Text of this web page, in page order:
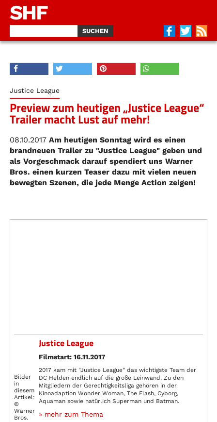
SHF
Justice League
Preview zum heutigen „Justice League“
Trailer macht Lust auf mehr!
08.10.2017 Am heutigen Sonntag wird es einen
brandneuen Trailer zu "Justice League" geben und
als Vorgeschmack darauf spendiert uns Warner
Bros. einen kurzen Teaser dazu mit vielen neuen
bewegten Szenen, die jede Menge Action zeigen!
Bilder
in
diesem
Artikel:
©
Warner
Bros.
Justice League
Filmstart: 16.11.2017
2017 kam mit "Justice League" das wichtigste Team der
DC Helden endlich auf die große Leinwand. Zu den
Mitgliedern der Gerechtigkeitsliga gehören in der
Kinoadaption Wonder Woman, The Flash, Cyborg,
Aquaman sowie natürlich Superman und Batman.
» mehr zum Thema